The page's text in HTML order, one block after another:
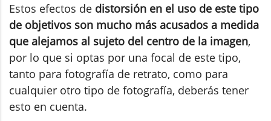
Estos efectos de distorsión en el uso de este tipo
de objetivos son mucho más acusados a medida
que alejamos al sujeto del centro de la imagen,
por lo que si optas por una focal de este tipo,
tanto para fotografía de retrato, como para
cualquier otro tipo de fotografía, deberás tener
esto en cuenta.